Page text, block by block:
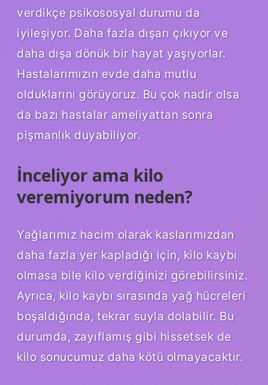
verdikçe psikososyal durumu da
iyileşiyor. Daha fazla dışarı çıkıyor ve
daha dışa dönük bir hayat yaşıyorlar.
Hastalarımızın evde daha mutlu
olduklarını görüyoruz. Bu çok nadir olsa
da bazı hastalar ameliyattan sonra
pişmanlık duyabiliyor.
İnceliyor ama kilo
veremiyorum neden?
Yağlarımız hacim olarak kaslarımızdan
daha fazla yer kapladığı için, kilo kaybı
olmasa bile kilo verdiğinizi görebilirsiniz.
Ayrıca, kilo kaybı sırasında yağ hücreleri
boşaldığında, tekrar suyla dolabilir. Bu
durumda, zayıflamış gibi hissetsek de
kilo sonucumuz daha kötü olmayacaktır.